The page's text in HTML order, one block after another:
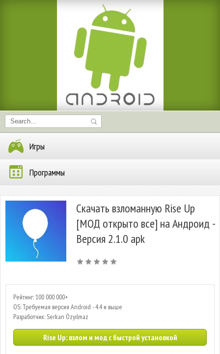
Игры
Программы
Скачать взломанную Rise Up
[МОД открыто все] на Андроид -
Версия 2.1.0 apk
Рейтинг: 100 000 000+
OS: Требуемая версия Android - 4.4 и выше
Разработчик: Serkan Özyılmaz
Rise Up: взлом и мод с быстрой установкой